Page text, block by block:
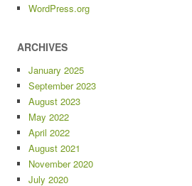
WordPress.org
ARCHIVES
January 2025
September 2023
August 2023
May 2022
April 2022
August 2021
November 2020
July 2020